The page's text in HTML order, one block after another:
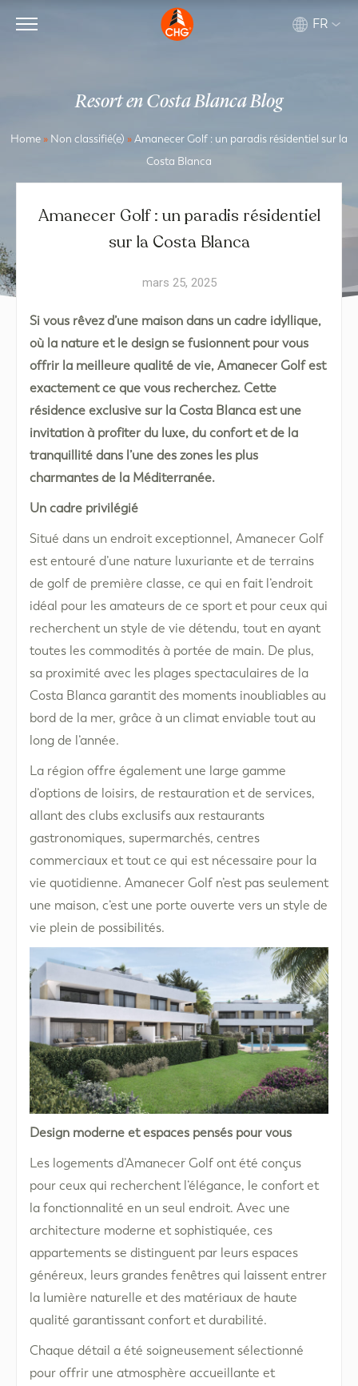
FR
Resort en Costa Blanca Blog
Home » Non classifié(e) »Amanecer Golf : un paradis résidentiel sur la
Costa Blanca
Amanecer Golf : un paradis résidentiel
sur la Costa Blanca
mars 25, 2025
Si vous rêvez d’une maison dans un cadre idyllique,
où la nature et le design se fusionnent pour vous
offrir la meilleure qualité de vie, Amanecer Golf est
exactement ce que vous recherchez. Cette
résidence exclusive sur la Costa Blanca est une
invitation à profiter du luxe, du confort et de la
tranquillité dans l’une des zones les plus
charmantes de la Méditerranée.
Un cadre privilégié
Situé dans un endroit exceptionnel, Amanecer Golf
est entouré d’une nature luxuriante et de terrains
de golf de première classe, ce qui en fait l’endroit
idéal pour les amateurs de ce sport et pour ceux qui
recherchent un style de vie détendu, tout en ayant
toutes les commodités à portée de main. De plus,
sa proximité avec les plages spectaculaires de la
Costa Blanca garantit des moments inoubliables au
bord de la mer, grâce à un climat enviable tout au
long de l’année.
La région offre également une large gamme
d’options de loisirs, de restauration et de services,
allant des clubs exclusifs aux restaurants
gastronomiques, supermarchés, centres
commerciaux et tout ce qui est nécessaire pour la
vie quotidienne. Amanecer Golf n’est pas seulement
une maison, c’est une porte ouverte vers un style de
vie plein de possibilités.
Design moderne et espaces pensés pour vous
Les logements d’Amanecer Golf ont été conçus
pour ceux qui recherchent l’élégance, le confort et
la fonctionnalité en un seul endroit. Avec une
architecture moderne et sophistiquée, ces
appartements se distinguent par leurs espaces
généreux, leurs grandes fenêtres qui laissent entrer
la lumière naturelle et des matériaux de haute
qualité garantissant confort et durabilité.
Chaque détail a été soigneusement sélectionné
pour offrir une atmosphère accueillante et